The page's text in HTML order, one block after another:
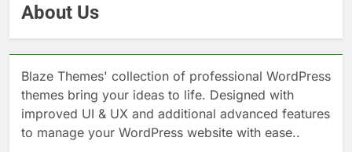
About Us
Blaze Themes' collection of professional WordPress
themes bring your ideas to life. Designed with
improved UI & UX and additional advanced features
to manage your WordPress website with ease..